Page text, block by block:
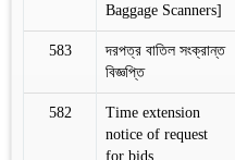
Baggage Scanners]
583
দরপত্র বাতিল সংক্রান্ত
বিজ্ঞপ্তি
582
Time extension
notice of request
for bids